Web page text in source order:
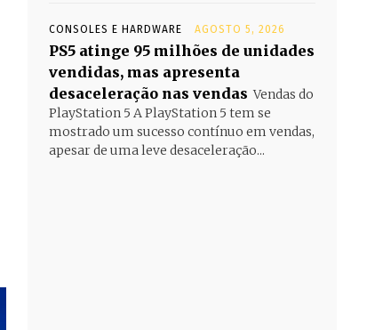
CONSOLES E HARDWARE AGOSTO 5, 2026
PS5 atinge 95 milhões de unidades
vendidas, mas apresenta
desaceleração nas vendas Vendas do
PlayStation 5 A PlayStation 5 tem se
mostrado um sucesso contínuo em vendas,
apesar de uma leve desaceleração...